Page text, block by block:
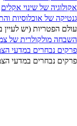
אקולוגיה של שינוי אקלים
גנטיקה של אוכלוסיות
עולם הפטריות (יש לעיין
השבחה מולקולרית של
פרקים נבחרים במדעי
פרקים נבחרים במדעי